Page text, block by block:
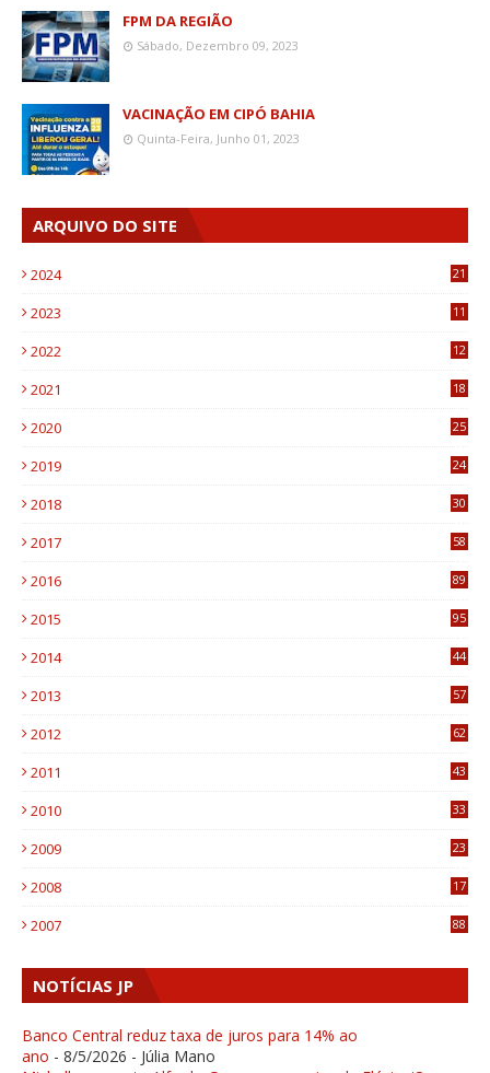
FPM DA REGIÃO
Sábado, Dezembro 09, 2023
VACINAÇÃO EM CIPÓ BAHIA
Quinta-Feira, Junho 01, 2023
ARQUIVO DO SITE
2024 21
2023
11
2022
12
2021
18
2020
25
2019
24
2018
30
2017
58
2016
89
2015
95
2014
44
2013
57
2012
62
2011
43
2010
33
2009
23
2008
17
2007 88
NOTÍCIAS JP
Banco Central reduz taxa de juros para 14% ao
ano - 8/5/2026 - Júlia Mano